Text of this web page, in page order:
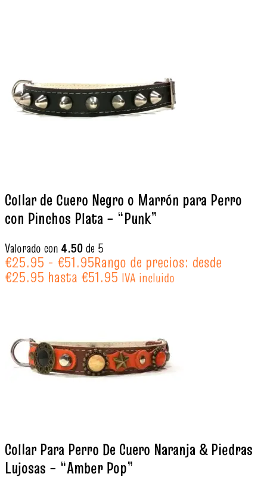
Collar de Cuero Negro o Marrón para Perro
con Pinchos Plata – “Punk”
Valorado con 4.50de 5
€25.95 - €51.95Rango de precios: desde
€25.95 hasta €51.95 IVA incluido
Collar Para Perro De Cuero Naranja & Piedras
Lujosas – “Amber Pop”